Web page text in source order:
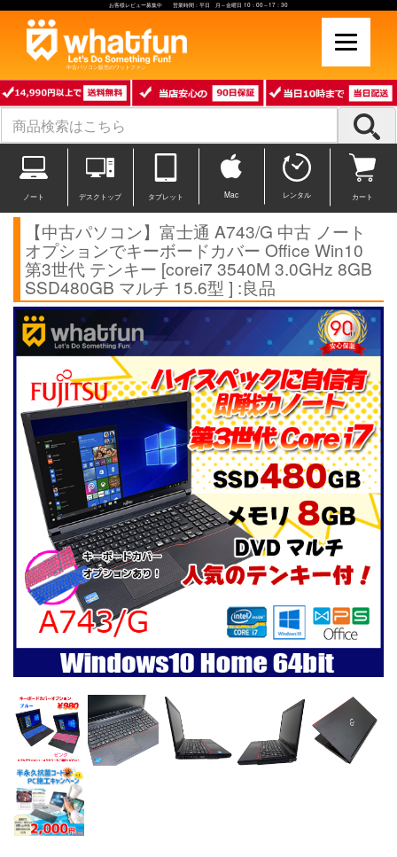
お客様レビュー募集中 営業時間：平日 月～金曜日 10：00～17：30
中古パソコン販売のワットファン
ノート デスクトップ タブレット Mac レンタル カート
【中古パソコン】富士通 A743/G 中古 ノート
オプションでキーボードカバー Office Win10
第3世代 テンキー [corei7 3540M 3.0GHz 8GB
SSD480GB マルチ 15.6型 ] :良品